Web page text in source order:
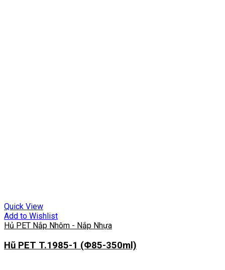
Quick View
Add to Wishlist
Hủ PET Nắp Nhôm - Nắp Nhựa
Hũ PET T.1985-1 (Φ85-350ml)